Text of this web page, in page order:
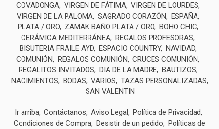
COVADONGA VIRGEN DE FÁTIMA VIRGEN DE LOURDES
VIRGEN DE LA PALOMA SAGRADO CORAZÓN
ESPAÑA
PLATA / ORO
ZAMAK BAÑO PLATA / ORO
BOHO CHIC
CERÁMICA MEDITERRÁNEA
REGALOS PROFESORAS
BISUTERIA FRAILE AYD
ESPACIO COUNTRY
NAVIDAD
COMUNIÓN
REGALOS COMUNIÓN
CRUCES COMUNIÓN
REGALITOS INVITADOS
DIA DE LA MADRE
BAUTIZOS
NACIMIENTOS
BODAS VARIOS
TAZAS PERSONALIZADAS
SAN VALENTIN
Ir arriba Contáctanos Aviso Legal
Política de Privacidad
Condiciones de Compra
Desistir de un pedido
Políticas de